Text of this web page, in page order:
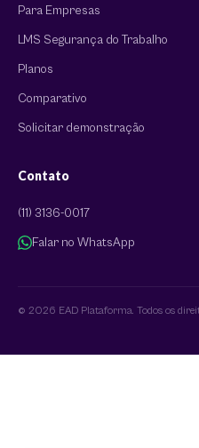
Para Empresas
LMS Segurança do Trabalho
Planos
Comparativo
Solicitar demonstração
Contato
(11) 3136-0017
Falar no WhatsApp
© 2026 EAD Plataforma. Todos os